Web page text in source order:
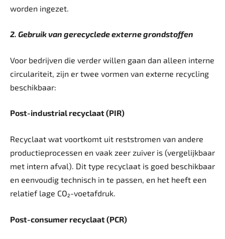
worden ingezet.
2. Gebruik van gerecyclede externe grondstoffen
Voor bedrijven die verder willen gaan dan alleen interne
circulariteit, zijn er twee vormen van externe recycling
beschikbaar:
Post-industrial recyclaat (PIR)
Recyclaat wat voortkomt uit reststromen van andere
productieprocessen en vaak zeer zuiver is (vergelijkbaar
met intern afval). Dit type recyclaat is goed beschikbaar
en eenvoudig technisch in te passen, en het heeft een
relatief lage CO₂-­voetafdruk.
Post-consumer recyclaat (PCR)